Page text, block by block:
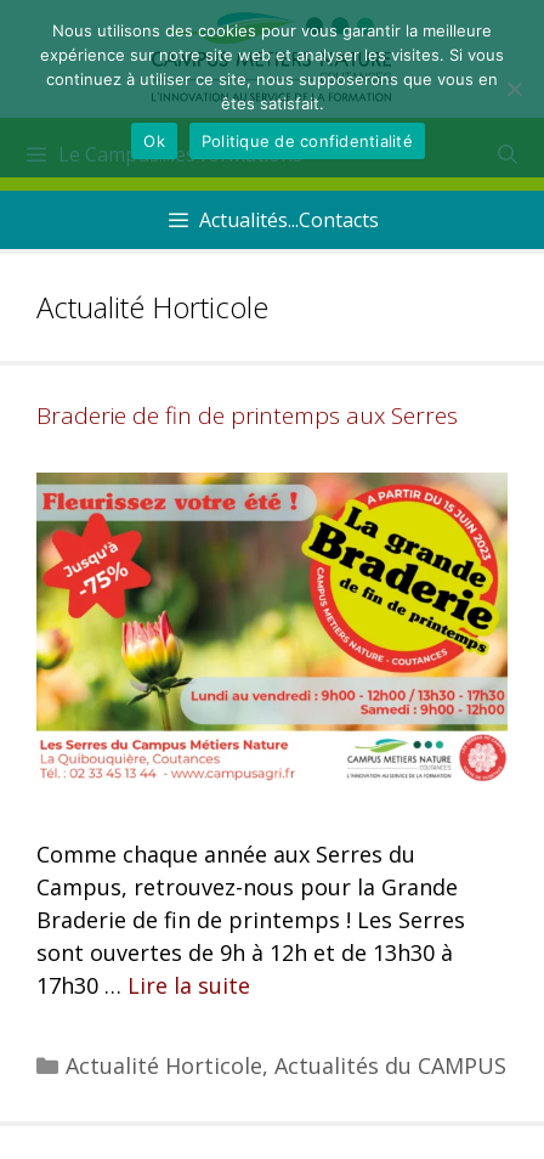
Le Campus...les formations
Actualités...Contacts
Actualité Horticole
Braderie de fin de printemps aux Serres
Comme chaque année aux Serres du
Campus, retrouvez-nous pour la Grande
Braderie de fin de printemps ! Les Serres
sont ouvertes de 9h à 12h et de 13h30 à
17h30 … Lire la suite
Actualité Horticole, Actualités du CAMPUS
Nous utilisons des cookies pour vous garantir la meilleure
expérience sur notre site web et analyser les visites. Si vous
continuez à utiliser ce site, nous supposerons que vous en
êtes satisfait.
Ok
Politique de confidentialité